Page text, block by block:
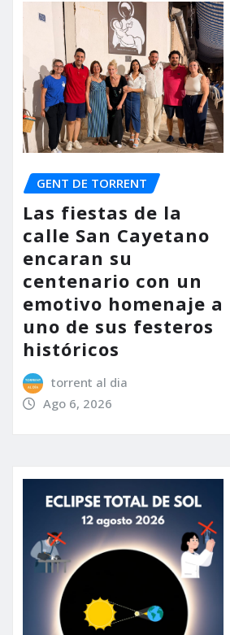
GENT DE TORRENT
Las fiestas de la
calle San Cayetano
encaran su
centenario con un
emotivo homenaje a
uno de sus festeros
históricos
torrent al dia
Ago 6, 2026